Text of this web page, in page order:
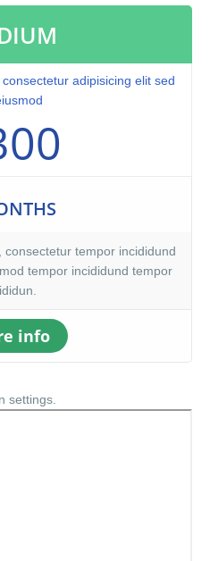
adipisicing elit sed
tempor incididund
tempor incididund tempor
info
settings.